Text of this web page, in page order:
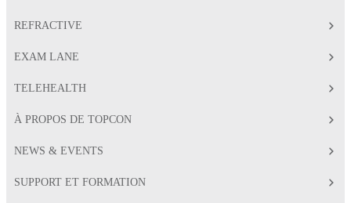
REFRACTIVE
EXAM LANE
TELEHEALTH
À PROPOS DE TOPCON
NEWS & EVENTS
SUPPORT ET FORMATION